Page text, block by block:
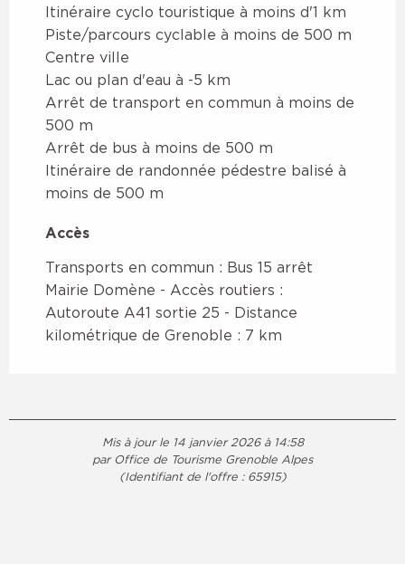
Itinéraire cyclo touristique à moins d'1 km
Piste/parcours cyclable à moins de 500 m
Centre ville
Lac ou plan d'eau à -5 km
Arrêt de transport en commun à moins de
500 m
Arrêt de bus à moins de 500 m
Itinéraire de randonnée pédestre balisé à
moins de 500 m
Accès
Accès
Transports en commun : Bus 15 arrêt
Mairie Domène - Accès routiers :
Autoroute A41 sortie 25 - Distance
kilométrique de Grenoble : 7 km
Mis à jour le 14 janvier 2026 à 14:58
par Office de Tourisme Grenoble Alpes
(Identifiant de l'offre : 65915)